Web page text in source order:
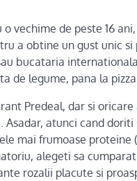
o vechime de peste 16
a obtine un gust unic
bucataria
de legume, pana la
Predeal, dar si
Asadar, atunci cand
mai frumoase
alegeti sa
rozalii placute si